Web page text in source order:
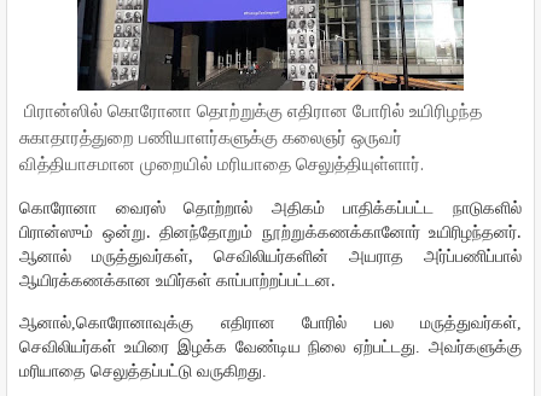
பிரான்ஸில் கொரோனா தொற்றுக்கு எதிரான போரில் உயிரிழந்த
சுகாதாரத்துறை பணியாளர்களுக்கு கலைஞர் ஒருவர்
வித்தியாசமான முறையில் மரியாதை செலுத்தியுள்ளார்.
கொரோனா வைரஸ் தொற்றால் அதிகம் பாதிக்கப்பட்ட
நாடுகளில்
பிரான்ஸும் ஒன்று. தினந்தோறும் நூற்றுக்கணக்கானோர் உயிரிழந்தனர்.
ஆனால் மருத்துவர்கள், செவிலியர்களின் அயராத
அர்ப்பணிப்பால்
ஆயிரக்கணக்கான உயிர்கள் காப்பாற்றப்பட்டன.
ஆனால்,கொரோனாவுக்கு எதிரான போரில் பல மருத்துவர்கள்,
செவிலியர்கள் உயிரை இழக்க வேண்டிய நிலை ஏற்பட்டது.அவர்களுக்கு
மரியாதை செலுத்தப்பட்டு வருகிறது.